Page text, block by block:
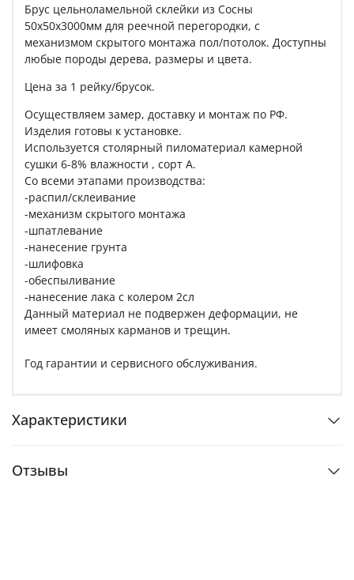
Брус цельноламельной склейки из Сосны
50х50х3000мм для реечной перегородки, с
механизмом скрытого монтажа пол/потолок. Доступны
любые породы дерева, размеры и цвета.
Цена за 1 рейку/брусок.
Осуществляем замер, доставку и монтаж по РФ.
Изделия готовы к установке.
Используется столярный пиломатериал камерной
сушки 6-8% влажности , сорт A.
Со всеми этапами производства:
-распил/склеивание
-механизм скрытого монтажа
-шпатлевание
-нанесение грунта
-шлифовка
-обеспыливание
-нанесение лака с колером 2сл
Данный материал не подвержен деформации, не
имеет смоляных карманов и трещин.
Год гарантии и сервисного обслуживания.
Характеристики
Отзывы